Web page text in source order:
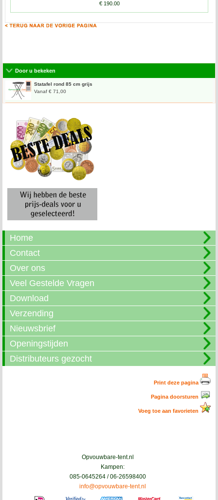
€ 190.00
Door u bekeken
Statafel rond 85 cm grijs
Vanaf € 71,00
Home
Contact
Over ons
Veel Gestelde Vragen
Download
Verzending
Nieuwsbrief
Openingstijden
Distributeurs gezocht
Print deze pagina
Pagina doorsturen
Voeg toe aan favorieten
Opvouwbare-tent.nl
Kampen:
085-0645264 / 06-26598400
info@opvouwbare-tent.nl